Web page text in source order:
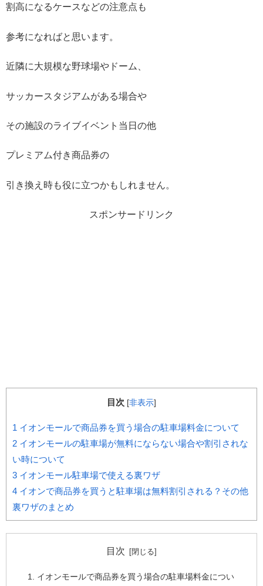
割高になるケースなどの注意点も
参考になればと思います。
近隣に大規模な野球場やドーム、
サッカースタジアムがある場合や
その施設のライブイベント当日の他
プレミアム付き商品券の
引き換え時も役に立つかもしれません。
スポンサードリンク
目次 [非表示]
1 イオンモールで商品券を買う場合の駐車場料金について
2 イオンモールの駐車場が無料にならない場合や割引されな
い時について
3 イオンモール駐車場で使える裏ワザ
4 イオンで商品券を買うと駐車場は無料割引される？その他
裏ワザのまとめ
目次
イオンモールで商品券を買う場合の駐車場料金につい